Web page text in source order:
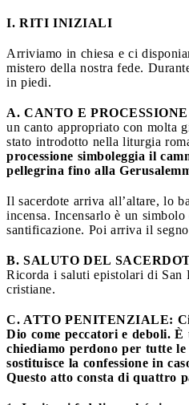
I. RITI INIZIALI
Arriviamo in chiesa e ci
mistero della nostra fede.
in piedi.
A. CANTO E PROCESSIONE
un canto appropriato con molta
stato introdotto nella liturgia
processione simboleggia il
pellegrina fino alla
Il sacerdote arriva all’altare, lo
incensa. Incensarlo è un
santificazione. Poi arriva il
B. SALUTO DEL
Ricorda i saluti epistolari di San
cristiane.
C. ATTO PENITENZIALE:
Dio come peccatori e deboli.
chiediamo perdono per tutte le
sostituisce la confessione in
Questo atto consta di quattro